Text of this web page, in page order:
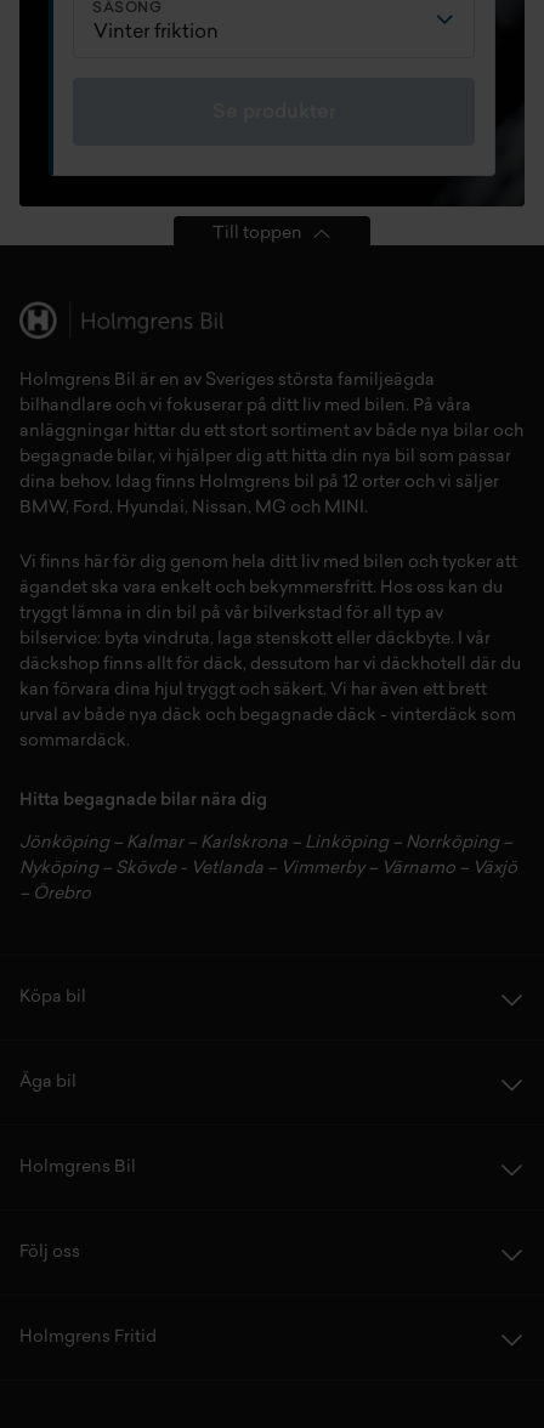
SÄSONG
Till toppen
Holmgrens Bil är en av Sveriges största familjeägda
bilhandlare och vi fokuserar på ditt liv med bilen. På våra
anläggningar hittar du ett stort sortiment av både nya bilar och
begagnade bilar, vi hjälper dig att hitta din nya bil som passar
dina behov. Idag finns Holmgrens bil på 12 orter och vi säljer
BMW, Ford, Hyundai, Nissan , MG och MINI.
Vi finns här för dig genom hela ditt liv med bilen och tycker att
ägandet ska vara enkelt och bekymmersfritt. Hos oss kan du
tryggt lämna in din bil på vår bilverkstad för all typ av
bilservice: byta vindruta, laga stenskott eller däckbyte. I vår
däckshop finns allt för däck, dessutom har vi däckhotell där du
kan förvara dina hjul tryggt och säkert. Vi har även ett brett
urval av både nya däck och begagnade däck - vinterdäck som
sommardäck.
Hitta begagnade bilar nära dig
Jönköping– Kalmar – Karlskrona – Linköping– Norrköping–
Nyköping– Skövde- Vetlanda – Vimmerby– Värnamo – Växjö
– Örebro
Köpa bil
Äga bil
Holmgrens Bil
Följ oss
Holmgrens Fritid